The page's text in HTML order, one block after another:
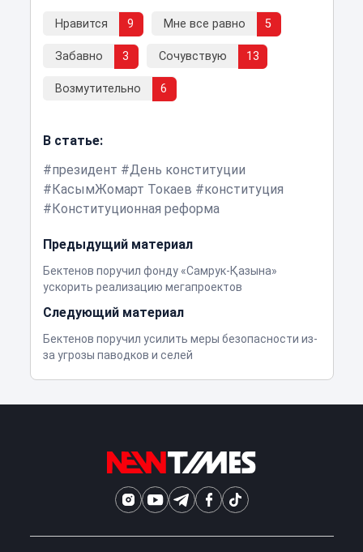
Нравится 9 Мне все равно 5
Забавно 3 Сочувствую 13
Возмутительно 6
В статье:
президент
День конституции
КасымЖомарт Токаев
конституция
Конституционная реформа
Предыдущий материал
Бектенов поручил фонду «Самрук-Қазына»
ускорить реализацию мегапроектов
Следующий материал
Бектенов поручил усилить меры безопасности из-
за угрозы паводков и селей